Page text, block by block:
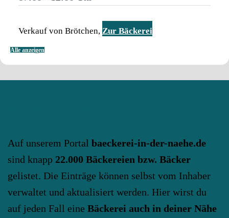
Verkauf von Brötchen, Zur Bäckerei
Alle anzeigen
Auf unserem Portal baeckerei-in-der-naehe.de
sind knapp 22.000 Bäckereien bzw. Bäcker
gelistet. Die Einträge können selbst vom Inhaber
verwaltet und aktualisiert werden. Hier wirst du
auf jeden Fall eine Bäckerei auch in deiner Nähe